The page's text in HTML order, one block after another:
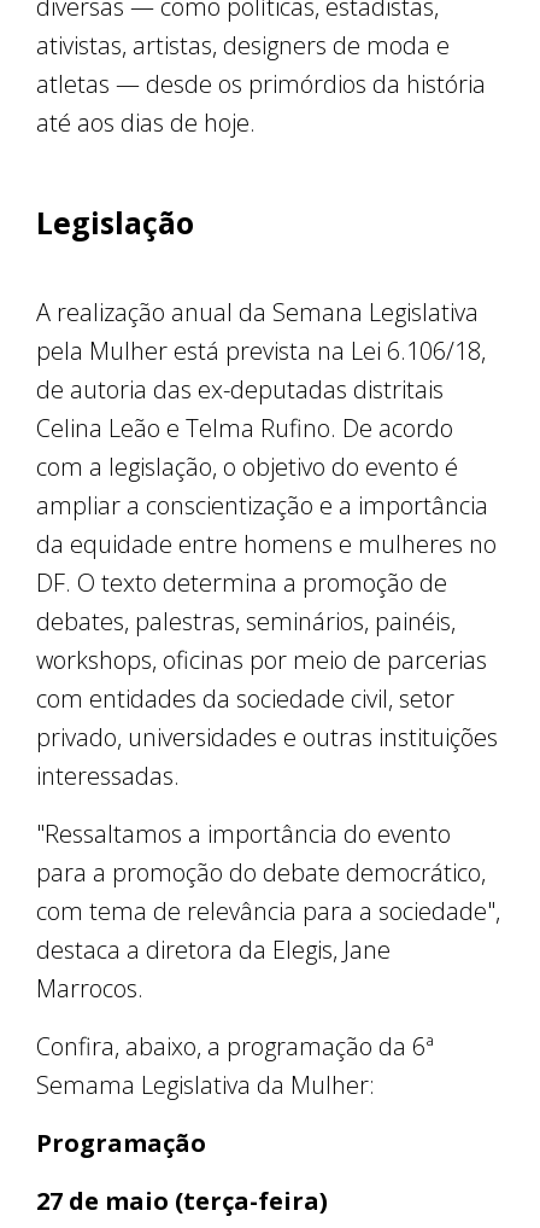
diversas — como políticas, estadistas,
ativistas, artistas, designers de moda e
atletas — desde os primórdios da história
até aos dias de hoje.
Legislação
A realização anual da Semana Legislativa
pela Mulher está prevista na Lei 6.106/18,
de autoria das ex-deputadas distritais
Celina Leão e Telma Rufino. De acordo
com a legislação, o objetivo do evento é
ampliar a conscientização e a importância
da equidade entre homens e mulheres no
DF. O texto determina a promoção de
debates, palestras, seminários, painéis,
workshops, oficinas por meio de parcerias
com entidades da sociedade civil, setor
privado, universidades e outras instituições
interessadas.
"Ressaltamos a importância do evento
para a promoção do debate democrático,
com tema de relevância para a sociedade",
destaca a diretora da Elegis, Jane
Marrocos.
Confira, abaixo, a programação da 6ª
Semama Legislativa da Mulher:
Programação
27 de maio (terça-feira)